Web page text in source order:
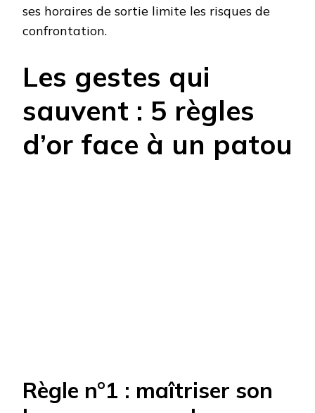
ses horaires de sortie limite les risques de
confrontation.
Les gestes qui
sauvent : 5 règles
d’or face à un patou
Règle n°1 : maîtriser son